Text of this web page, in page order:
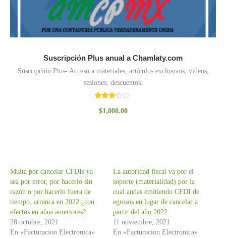
Suscripción Plus anual a Chamlaty.com
Suscripción Plus- Acceso a materiales, artículos exclusivos, videos,
sesiones, descuentos.
con
$1,000.00
Multa por cancelar CFDIs ya
sea por error, por hacerlo sin
razón o por hacerlo fuera de
tiempo, arranca en 2022 ¿con
efectos en años anteriores?
28 octubre, 2021
En «Facturacion Electronica»
La autoridad fiscal va por el
soporte (materialidad) por la
cual andas emitiendo CFDI de
egresos en lugar de cancelar a
partir del año 2022.
11 noviembre, 2021
En «Facturacion Electronica»